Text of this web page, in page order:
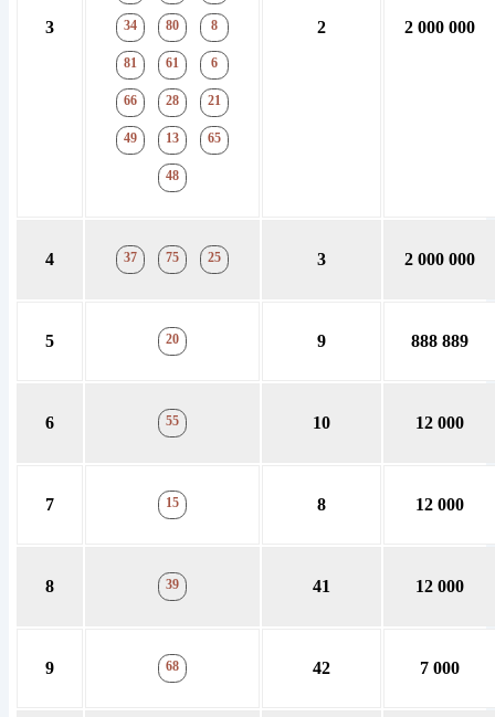
3 34 80 8
81 61 6
66 28 21
49 13 65
48
2 2 000 000
4 37 75 25 3 2 000 000
5 20 9 888 889
6 55 10 12 000
7 15 8 12 000
8 39 41 12 000
9 68 42 7 000